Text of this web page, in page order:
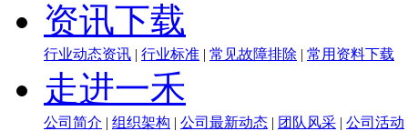
资讯下载
行业动态资讯 | 行业标准 | 常见故障排除 | 常用资料下载
走进一禾
公司简介 | 组织架构 | 公司最新动态 | 团队风采 | 公司活动